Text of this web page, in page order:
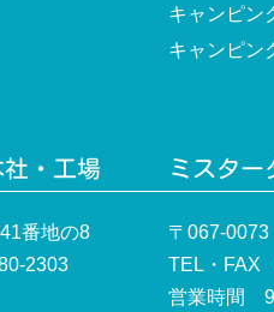
キャンピン
キャンピン
・工場
番地の8
2303
ミスター
〒067-
TEL・FAX
営業時間